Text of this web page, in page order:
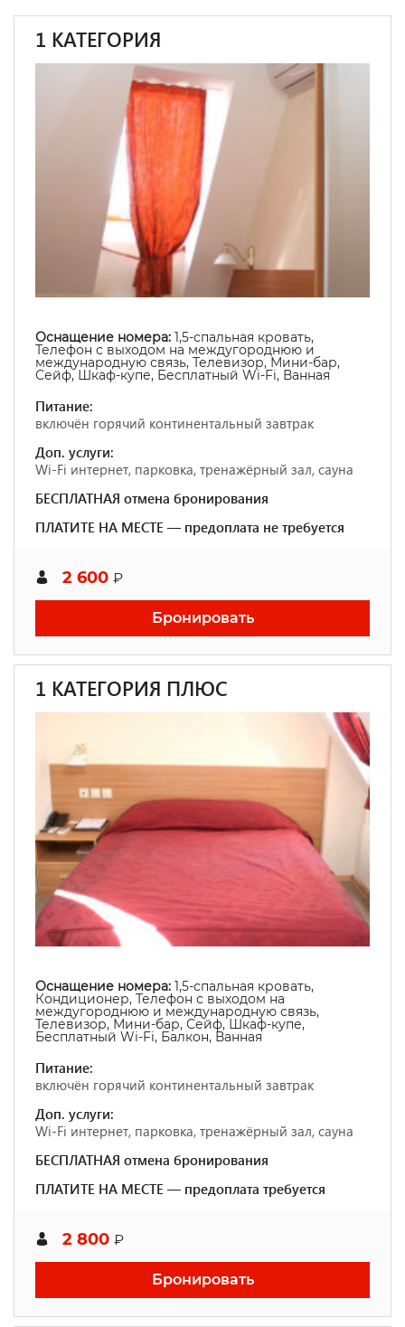
1 КАТЕГОРИЯ
Оснащение номера: 1,5-спальная кровать,
Телефон с выходом на междугороднюю и
международную связь, Телевизор, Мини-бар,
Сейф, Шкаф-купе, Бесплатный Wi-Fi, Ванная
Питание:
включён горячий континентальный завтрак
Доп. услуги:
Wi-Fi интернет, парковка, тренажёрный зал, сауна
БЕСПЛАТНАЯ отмена бронирования
ПЛАТИТЕ НА МЕСТЕ — предоплата не требуется
2 600 ₽
Бронировать
1 КАТЕГОРИЯ ПЛЮС
Оснащение номера: 1,5-спальная кровать,
Кондиционер, Телефон с выходом на
междугороднюю и международную связь,
Телевизор, Мини-бар, Сейф, Шкаф-купе,
Бесплатный Wi-Fi, Балкон, Ванная
Питание:
включён горячий континентальный завтрак
Доп. услуги:
Wi-Fi интернет, парковка, тренажёрный зал, сауна
БЕСПЛАТНАЯ отмена бронирования
ПЛАТИТЕ НА МЕСТЕ — предоплата требуется
2 800 ₽
Бронировать